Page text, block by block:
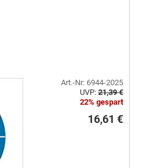
Art.-Nr: 6944-2025
UVP: 21,39 €
22% gespart
16,61 €